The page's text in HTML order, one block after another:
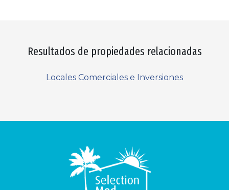
Resultados de propiedades relacionadas
Locales Comerciales e Inversiones